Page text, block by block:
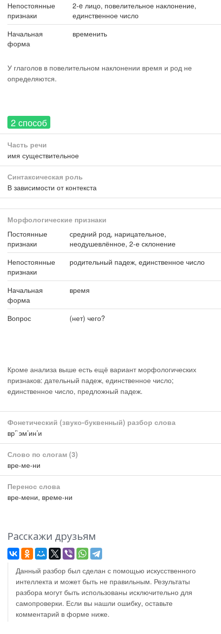
Непостоянные
признаки
2-e лицо, повелительное наклонение,
единственное число
Начальная
форма
временить
У глаголов в повелительном наклонении время и род не
определяются.
2 способ
Часть речи
имя существительное
Синтаксическая роль
В зависимости от контекста
Морфологические признаки
Постоянные
признаки
средний род, нарицательное,
неодушевлённое, 2-е склонение
Непостоянные
признаки
родительный падеж, единственное число
Начальная
форма
время
Вопрос (нет) чего?
Кроме анализа выше есть ещё вариант морфологических
признаков: дательный падеж, единственное число;
единственное число, предложный падеж.
Фонетический (звуко-буквенный) разбор слова
вр’`эм’ин’и
Слово по слогам (3)
вре-ме-ни
Перенос слова
вре-мени, време-ни
Расскажи друзьям
Данный разбор был сделан с помощью искусственного
интеллекта и может быть не правильным. Результаты
разбора могут быть использованы исключительно для
самопроверки. Если вы нашли ошибку, оставьте
комментарий в форме ниже.